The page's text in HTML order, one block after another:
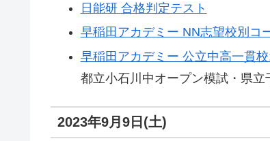
日能研 合格判定テスト
早稲田アカデミー NN志望校別コ
早稲田アカデミー 公立中高一貫
都立小石川中オープン模試・県立
2023年9月9日(土)